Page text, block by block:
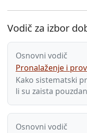
Vodič za izbor
Osnovni vodič
Pronalaženje i
Kako sistematski
li su zaista
Osnovni vodič